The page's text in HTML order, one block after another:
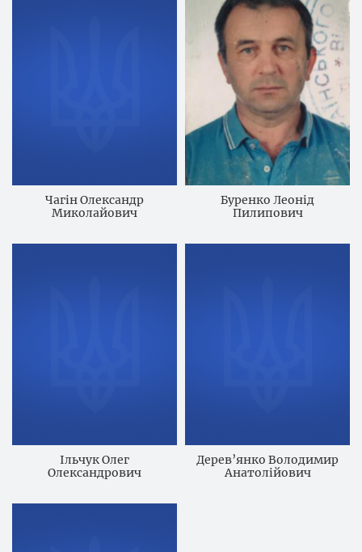
Чагін Олександр
Миколайович
Буренко Леонід
Пилипович
Ільчук Олег
Олександрович
Дерев’янко Володимир
Анатолійович